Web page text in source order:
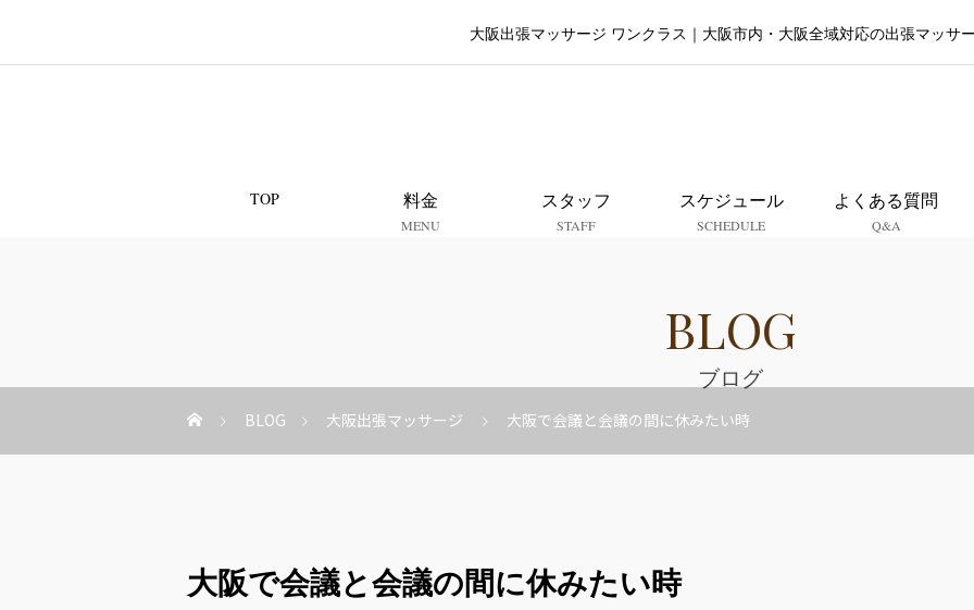
大阪出張マッサージ ワンクラス｜大阪市内・大阪全域対応の出張マッサ
TOP 料金
MENU
スタッフ
STAFF
スケジュール
SCHEDULE
よくある質問
Q&A
BLOG
ブログ
BLOG 大阪出張マッサージ 大阪で会議と会議の間に休みたい時
大阪で会議と会議の間に休みたい時